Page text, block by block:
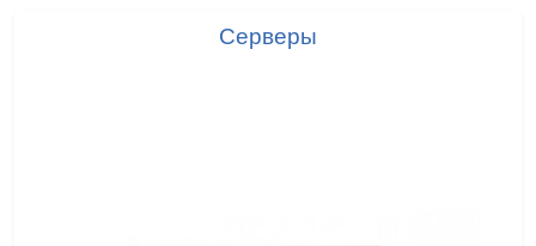
Серверы